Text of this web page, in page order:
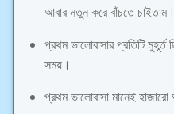
আবার নতুন করে বাঁচতে চাইতাম।
প্রথম ভালোবাসার প্রতিটি
সময়।
প্রথম ভালোবাসা মানেই